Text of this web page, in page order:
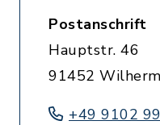
Postanschrift
Hauptstr. 46
91452
+49 9102